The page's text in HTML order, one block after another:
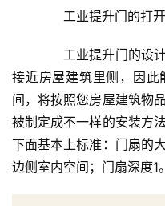
庭
院
大
门
工业提升门的打开
工业提升门的设计
接近房屋建筑里侧，因
间，将按照您房屋建筑物
被制定成不一样的安装方
下面基本上标准：门扇的
边侧室内空间；门扇深度1。